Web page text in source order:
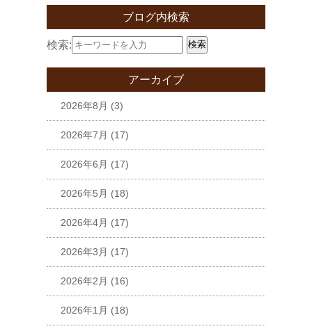
ブログ内検索
検索: 検索
アーカイブ
2026年8月 (3)
2026年7月 (17)
2026年6月 (17)
2026年5月 (18)
2026年4月 (17)
2026年3月 (17)
2026年2月 (16)
2026年1月 (18)